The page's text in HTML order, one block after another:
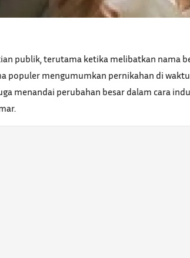
publik, terutama ketika melibatkan nama
mengumumkan pernikahan di
menandai perubahan besar dalam cara